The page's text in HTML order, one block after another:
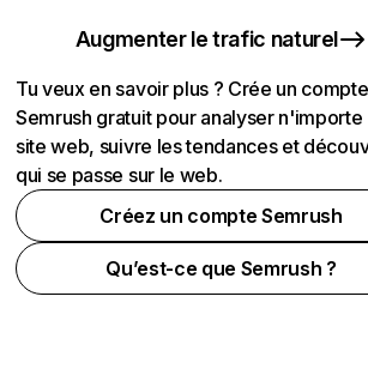
Augmenter le trafic naturel
Tu veux en savoir plus ? Crée un compte
Semrush gratuit pour analyser n'importe
site web, suivre les tendances et
qui se passe sur le web.
Créez un compte Semrush
Qu’est-ce que Semrush ?